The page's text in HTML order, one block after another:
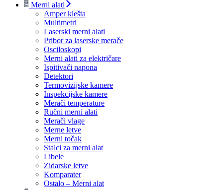
Merni alati
Amper klešta
Multimetri
Laserski merni alati
Pribor za laserske merače
Osciloskopi
Merni alati za električare
Ispitivači napona
Detektori
Termovizijske kamere
Inspekcijske kamere
Merači temperature
Ručni merni alati
Merači vlage
Merne letve
Merni točak
Stalci za merni alat
Libele
Zidarske letve
Komparater
Ostalo – Merni alat